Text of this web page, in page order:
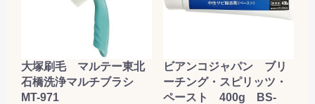
大塚刷毛 マルテー東北
石橋洗浄マルチブラシ
MT-971
ビアンコジャパン ブリ
ーチング・スピリッツ・
ペースト 400g BS-